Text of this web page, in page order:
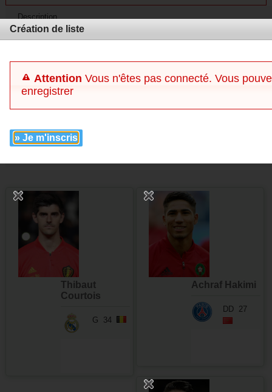
Description
Pays
Thibaut
Courtois
G 34
Achraf Hakimi
DD 27
Création de liste
Attention Vous n'êtes pas connecté. Vous
enregistrer
» Je m'inscris